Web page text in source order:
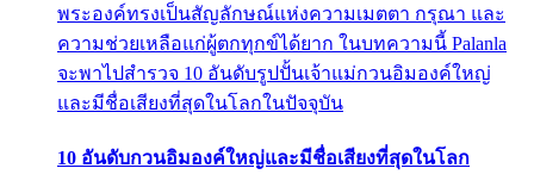
พระองค์ทรงเป็นสัญลักษณ์แห่งความเมตตา กรุณา และ
ความช่วยเหลือแก่ผู้ตกทุกข์ได้ยาก ในบทความนี้ Palanla
จะพาไปสำรวจ 10 อันดับรูปปั้นเจ้าแม่กวนอิมองค์ใหญ่
และมีชื่อเสียงที่สุดในโลกในปัจจุบัน
10 อันดับกวนอิมองค์ใหญ่และมีชื่อเสียงที่สุดในโลก